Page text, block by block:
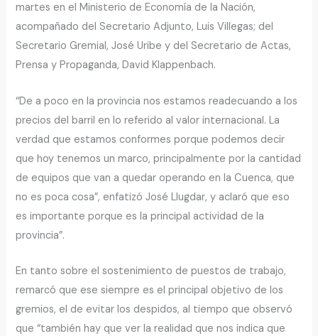
martes en el Ministerio de Economía de la Nación,
acompañado del Secretario Adjunto, Luis Villegas; del
Secretario Gremial, José Uribe y del Secretario de Actas,
Prensa y Propaganda, David Klappenbach.
“De a poco en la provincia nos estamos readecuando a los
precios del barril en lo referido al valor internacional. La
verdad que estamos conformes porque podemos decir
que hoy tenemos un marco, principalmente por la cantidad
de equipos que van a quedar operando en la Cuenca, que
no es poca cosa”, enfatizó José Llugdar, y aclaró que eso
es importante porque es la principal actividad de la
provincia”.
En tanto sobre el sostenimiento de puestos de trabajo,
remarcó que ese siempre es el principal objetivo de los
gremios, el de evitar los despidos, al tiempo que observó
que “también hay que ver la realidad que nos indica que